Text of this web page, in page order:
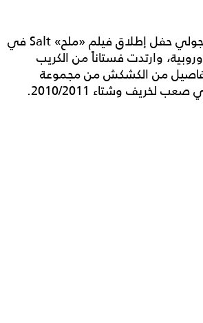
حضرت النجمة أنجلينا جولي حفل إطلاق فيلم «ملح» Salt في
وارتدت فستاناً من الكريب
من الكشكش من مجموعة
لخريف وشتاء 2010/2011.